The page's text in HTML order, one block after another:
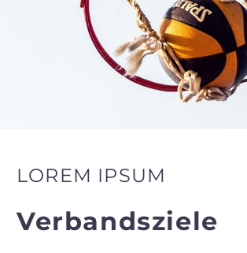
LOREM IPSUM
Verbandsziele